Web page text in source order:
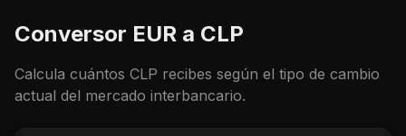
Conversor EUR a CLP
Calcula cuántos CLP recibes según el tipo de cambio
actual del mercado interbancario.